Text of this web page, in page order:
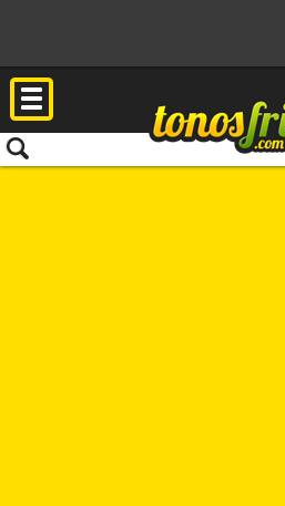
RSS FacebookTwitter